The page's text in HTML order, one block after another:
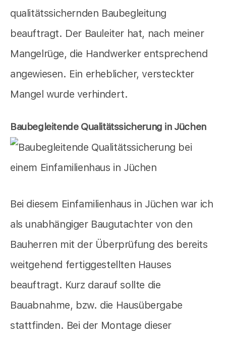
qualitätssichernden Baubegleitung
beauftragt. Der Bauleiter hat, nach meiner
Mangelrüge, die Handwerker entsprechend
angewiesen. Ein erheblicher, versteckter
Mangel wurde verhindert.
Baubegleitende Qualitätssicherung in Jüchen
Bei diesem Einfamilienhaus in Jüchen war ich
als unabhängiger Baugutachter von den
Bauherren mit der Überprüfung des bereits
weitgehend fertiggestellten Hauses
beauftragt. Kurz darauf sollte die
Bauabnahme, bzw. die Hausübergabe
stattfinden. Bei der Montage dieser